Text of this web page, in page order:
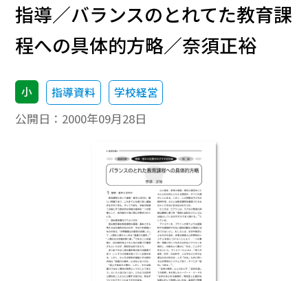
指導／バランスのとれてた教育課
程への具体的方略／奈須正裕
小 指導資料 学校経営
公開日： 2000年09月28日